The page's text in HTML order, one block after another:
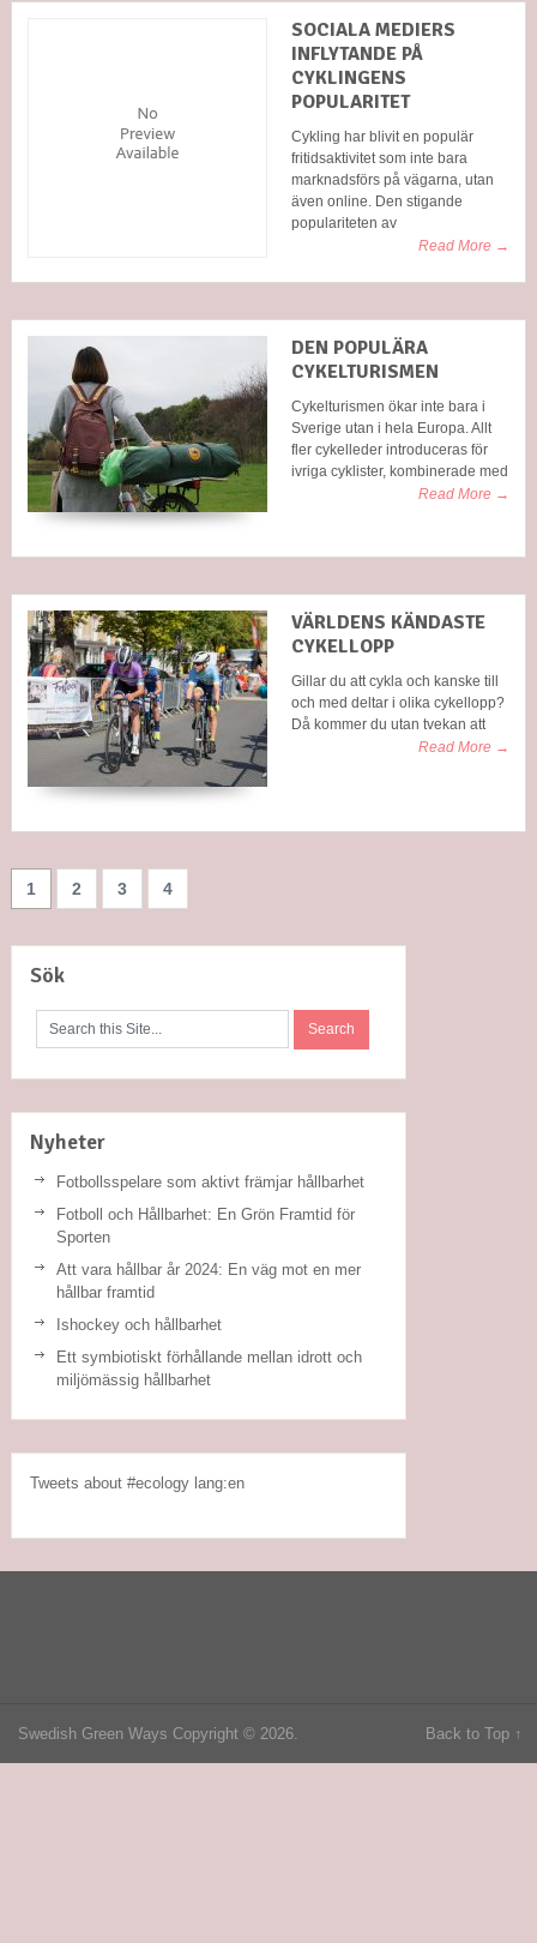
SOCIALA MEDIERS
INFLYTANDE PÅ
CYKLINGENS
POPULARITET
Cykling har blivit en populär
fritidsaktivitet som inte bara
marknadsförs på vägarna, utan
även online. Den stigande
populariteten av
Read More →
DEN POPULÄRA
CYKELTURISMEN
Cykelturismen ökar inte bara i
Sverige utan i hela Europa. Allt
fler cykelleder introduceras för
ivriga cyklister, kombinerade med
Read More →
VÄRLDENS KÄNDASTE
CYKELLOPP
Gillar du att cykla och kanske till
och med deltar i olika cykellopp?
Då kommer du utan tvekan att
Read More →
1 2 3 4
Sök
Nyheter
Fotbollsspelare som aktivt främjar hållbarhet
Fotboll och Hållbarhet: En Grön Framtid för
Sporten
Att vara hållbar år 2024: En väg mot en mer
hållbar framtid
Ishockey och hållbarhet
Ett symbiotiskt förhållande mellan idrott och
miljömässig hållbarhet
Tweets about #ecology lang:en
Swedish Green Ways Copyright © 2026. Back to Top ↑